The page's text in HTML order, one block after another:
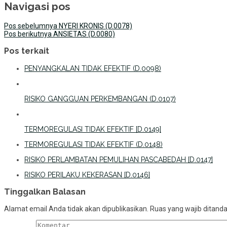
Navigasi pos
Pos sebelumnya NYERI KRONIS (D.0078)
Pos berikutnya ANSIETAS (D.0080)
Pos terkait
PENYANGKALAN TIDAK EFEKTIF (D.0098)
RISIKO GANGGUAN PERKEMBANGAN (D.0107)
TERMOREGULASI TIDAK EFEKTIF [D.0149]
TERMOREGULASI TIDAK EFEKTIF (D.0148)
RISIKO PERLAMBATAN PEMULIHAN PASCABEDAH [D.0147]
RISIKO PERILAKU KEKERASAN [D.0146]
Tinggalkan Balasan
Alamat email Anda tidak akan dipublikasikan. Ruas yang wajib